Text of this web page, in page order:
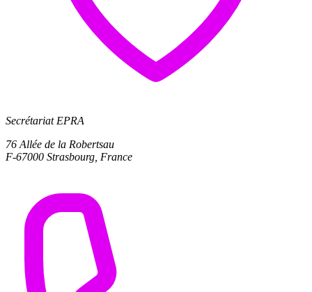
Secrétariat EPRA
76 Allée de la Robertsau
F-67000 Strasbourg, France